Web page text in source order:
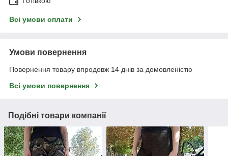
Всі умови оплати
Умови повернення
Повернення товару впродовж 14 днів за домовленістю
Всі умови повернення
Подібні товари компанії